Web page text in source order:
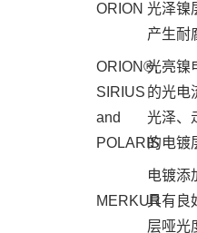
ORION 光泽镍
产生耐
ORION®,
SIRIUS
and
POLARIS
光亮镍
的光电
光泽、
的电镀
MERKUR
电镀添
具有良
层哑光